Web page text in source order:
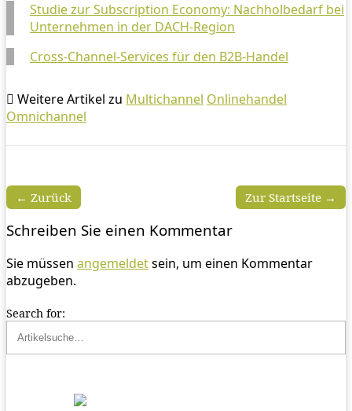
Studie zur Subscription Economy: Nachholbedarf bei
Unternehmen in der DACH-Region
Cross-Channel-Services für den B2B-Handel
Weitere Artikel zu Multichannel Onlinehandel
Omnichannel
Zur Startseite →
← Zurück
Schreiben Sie einen Kommentar
Sie müssen angemeldetsein, um einen Kommentar
abzugeben.
Search for: